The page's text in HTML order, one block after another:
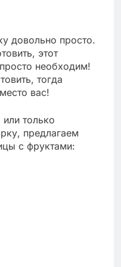
довольно просто.
этот
необходим!
тогда
вас!
только
предлагаем
с фруктами: